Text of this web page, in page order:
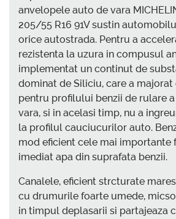
anvelopele auto de vara
205/55 R16 91V sustin
orice autostrada. Pentru a
rezistenta la uzura in compusul
implementat un continut de
dominat de Siliciu, care a
pentru profilului benzii de rulare
vara, si in acelasi timp, nu a
la profilul cauciucurilor auto.
mod eficient cele mai importante
imediat apa din suprafata benzii.
Canalele, eficient strcturate
cu drumurile foarte umede,
in timpul deplasarii si partajeaza